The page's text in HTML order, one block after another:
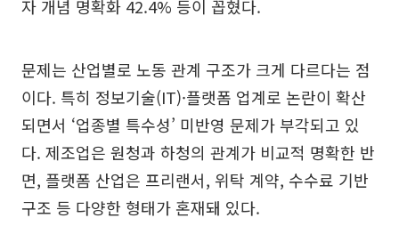
자 개념 명확화 42.4% 등이 꼽혔다.
문제는 산업별로 노동 관계 구조가 크게 다르다는 점
이다. 특히 정보기술(IT)·플랫폼 업계로 논란이 확산
되면서 ‘업종별 특수성’ 미반영 문제가 부각되고 있
다. 제조업은 원청과 하청의 관계가 비교적 명확한 반
면, 플랫폼 산업은 프리랜서, 위탁 계약, 수수료 기반
구조 등 다양한 형태가 혼재돼 있다.